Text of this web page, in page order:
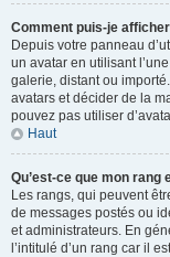
Comment puis-je
Depuis votre panneau
un avatar en utilisant
galerie, distant ou
avatars et décider de la
pouvez pas utiliser
Haut
Qu’est-ce que mon
Les rangs, qui peuvent
de messages postés ou
et administrateurs. En
l’intitulé d’un rang car il